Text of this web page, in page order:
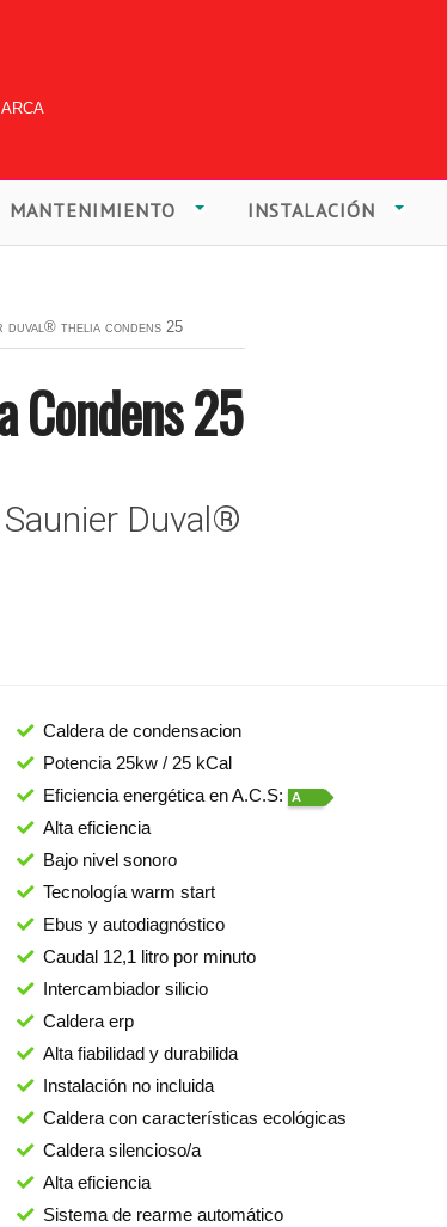
MANTENIMIENTO INSTALACIÓN
duval® thelia condens 25
Condens 25
Duval®
Caldera de condensacion
Potencia 25kw / 25 kCal
Eficiencia energética en A.C.S:
A
Alta eficiencia
Bajo nivel sonoro
Tecnología warm start
Ebus y autodiagnóstico
Caudal 12,1 litro por minuto
Intercambiador silicio
Caldera erp
Alta fiabilidad y durabilida
Instalación no incluida
Caldera con características ecológicas
Caldera silencioso/a
Alta eficiencia
Sistema de rearme automático